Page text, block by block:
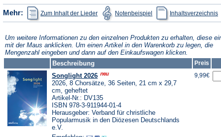
Mehr: Zum Inhalt der Lieder
(Öffnet
in
einem
Tab)
Notenbeispiel
(Öffnet
in
einem
Tab)
Inhaltsverzeichnis
Um weitere Informationen zu den einzelnen Produkten zu erhalten, diese
mit der Maus anklicken. Um einen Artikel in den Warenkorb zu legen, die
Mengenzahl eingeben und dann auf den Einkaufswagen klicken.
Beschreibung
Preis
Songlight 2026
2026, 8 Chorsätze, 36 Seiten, 21 cm x 29,7
cm, geheftet
Artikel-Nr.: DV135
ISBN 978-3-911944-01-4
Herausgeber: Verband für christliche
Popularmusik in den Diözesen Deutschlands
e.V.
9,99€